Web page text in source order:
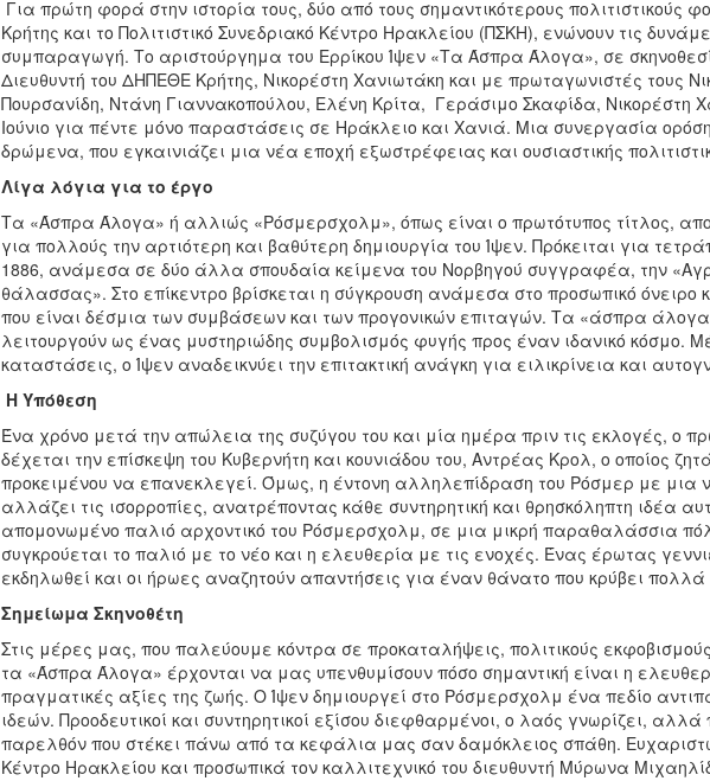
Για πρώτη φορά στην ιστορία τους, δύο από τους σημαντικότερους πολιτιστικούς
Κρήτης και το Πολιτιστικό Συνεδριακό Κέντρο Ηρακλείου (ΠΣΚΗ), ενώνουν τις
συμπαραγωγή. Το αριστούργημα του Ερρίκου Ίψεν «Τα Άσπρα Άλογα», σε
Διευθυντή του ΔΗΠΕΘΕ Κρήτης, Νικορέστη Χανιωτάκη και με πρωταγωνιστές τους
Πουρσανίδη, Ντάνη Γιαννακοπούλου, Ελένη Κρίτα, Γεράσιμο Σκαφίδα, Νικορέστη
Ιούνιο για πέντε μόνο παραστάσεις σε Ηράκλειο και Χανιά. Μια συνεργασία
δρώμενα, που εγκαινιάζει μια νέα εποχή εξωστρέφειας και ουσιαστικής
Λίγα λόγια για το έργο
Τα «Άσπρα Άλογα» ή αλλιώς «Ρόσμερσχολμ», όπως είναι ο πρωτότυπος τίτλος,
για πολλούς την αρτιότερη και βαθύτερη δημιουργία του Ίψεν. Πρόκειται για
1886, ανάμεσα σε δύο άλλα σπουδαία κείμενα του Νορβηγού συγγραφέα, την
θάλασσας». Στο επίκεντρο βρίσκεται η σύγκρουση ανάμεσα στο προσωπικό όνειρο
που είναι δέσμια των συμβάσεων και των προγονικών επιταγών. Τα «άσπρα
λειτουργούν ως ένας μυστηριώδης συμβολισμός φυγής προς έναν ιδανικό κόσμο.
καταστάσεις, ο Ίψεν αναδεικνύει την επιτακτική ανάγκη για ειλικρίνεια και
Η Υπόθεση
Ένα χρόνο μετά την απώλεια της συζύγου του και μία ημέρα πριν τις εκλογές, ο
δέχεται την επίσκεψη του Κυβερνήτη και κουνιάδου του, Αντρέας Κρολ, ο οποίος
προκειμένου να επανεκλεγεί. Όμως, η έντονη αλληλεπίδραση του Ρόσμερ με μια
αλλάζει τις ισορροπίες, ανατρέποντας κάθε συντηρητική και θρησκόληπτη ιδέα
απομονωμένο παλιό αρχοντικό του Ρόσμερσχολμ, σε μια μικρή παραθαλάσσια
συγκρούεται το παλιό με το νέο και η ελευθερία με τις ενοχές. Ένας έρωτας
εκδηλωθεί και οι ήρωες αναζητούν απαντήσεις για έναν θάνατο που κρύβει
Σημείωμα Σκηνοθέτη
Στις μέρες μας, που παλεύουμε κόντρα σε προκαταλήψεις, πολιτικούς εκφοβισμούς
τα «Άσπρα Άλογα» έρχονται να μας υπενθυμίσουν πόσο σημαντική είναι η
πραγματικές αξίες της ζωής. Ο Ίψεν δημιουργεί στο Ρόσμερσχολμ ένα πεδίο
ιδεών. Προοδευτικοί και συντηρητικοί εξίσου διεφθαρμένοι, ο λαός γνωρίζει,
παρελθόν που στέκει πάνω από τα κεφάλια μας σαν δαμόκλειος σπάθη. Ευχαριστώ
Κέντρο Ηρακλείου και προσωπικά τον καλλιτεχνικό του διευθυντή Μύρωνα